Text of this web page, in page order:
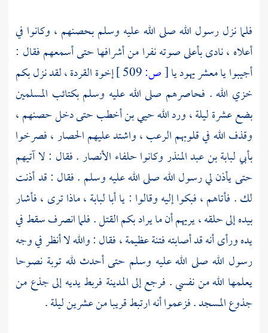
فلما نزل رسول الله صلى الله عليه وسلم بحصنهم ، وكانوا في
أعلاه ، نادى بأعلى صوته نفرا من أشرافها حتى أسمعهم فقال :
أجيبوا يا معشر يهود يا[ص:
إخوة القردة ، لقد نزل بكم
خزي الله . فحاصرهم صلى الله عليه وسلم بكتائب المسلمين
بضع عشرة ليلة ، ورد اللهحيي بن أخطبحتى دخل حصنهم ،
وقذف الله في قلوبهم الرعب ، واشتد عليهم الحصار ، فصرخوا
بأبي لبابة بن عبد المنذروكانوا حلفاء الأنصار . فقال : لا آتيهم
حتى يأذن لي رسول الله صلى الله عليه وسلم . فقال : قد أذنت
لك . فأتاهم ، فبكوا إليه وقالوا : ياأبا لبابة ،ماذا ترى ، فأشار
بيده إلى حلقه ، يريهم أن ما يراد بكم القتل . فلما انصرف سقط في
يده ورأى أنه قد أصابته فتنة عظيمة ، فقال : والله لا أنظر في وجه
رسول الله صلى الله عليه وسلم حتى أحدث لله توبة نصوحا
يعلمها الله من نفسي . فرجع إلىالمدينة فربط يديه إلى جذع من
جذوع المسجد . فزعموا أنه ارتبط قريبا من عشرين ليلة .